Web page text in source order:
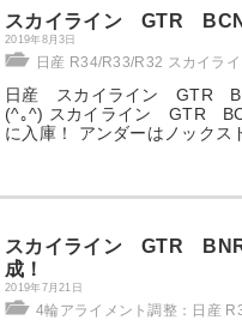
スカイライン GTR
2019年8月3日
日産 R34/R33/R32 スカイライ
日産 スカイライン GTR
(^｡^) スカイライン GTR
に入庫！ アンダーはノック
スカイライン GTR
成！
2019年7月21日
4輪アライメント調整：日産